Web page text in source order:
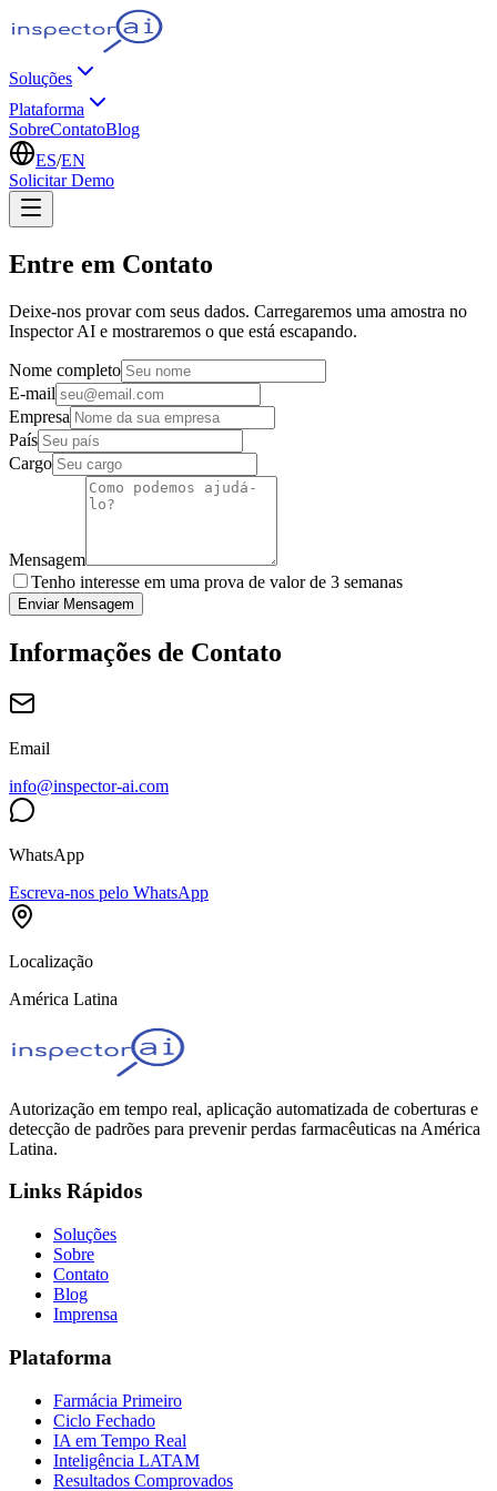
Soluções
Plataforma
SobreContatoBlog
ES/EN
Solicitar Demo
Entre em Contato
Deixe-nos provar com seus dados. Carregaremos uma amostra no
Inspector AI e mostraremos o que está escapando.
Nome completo
E-mail
Empresa
País
Cargo
Mensagem
Tenho interesse em uma prova de valor de 3 semanas
Enviar Mensagem
Informações de Contato
Email
info@inspector-ai.com
WhatsApp
Escreva-nos pelo WhatsApp
Localização
América Latina
Autorização em tempo real, aplicação automatizada de coberturas e
detecção de padrões para prevenir perdas farmacêuticas na América
Latina.
Links Rápidos
Soluções
Sobre
Contato
Blog
Imprensa
Plataforma
Farmácia Primeiro
Ciclo Fechado
IA em Tempo Real
Inteligência LATAM
Resultados Comprovados